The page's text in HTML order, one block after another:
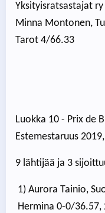
Yksityisratsastajat
Minna Montonen,
Tarot 4/66.33
Luokka 10 - Prix de
Estemestaruus
9 lähtijää ja 3
1) Aurora Tainio,
Hermina 0-0/36.57,